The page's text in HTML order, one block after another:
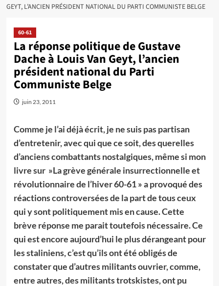
GEYT, L’ANCIEN PRÉSIDENT NATIONAL DU PARTI COMMUNISTE BELGE
60-61
La réponse politique de Gustave
Dache à Louis Van Geyt, l’ancien
président national du Parti
Communiste Belge
juin 23, 2011
Comme je l’ai déjà écrit, je ne suis pas partisan
d’entretenir, avec qui que ce soit, des querelles
d’anciens combattants nostalgiques, même si mon
livre sur »La grève générale insurrectionnelle et
révolutionnaire de l’hiver 60-61 » a provoqué des
réactions controversées de la part de tous ceux
qui y sont politiquement mis en cause. Cette
brève réponse me parait toutefois nécessaire. Ce
qui est encore aujourd’hui le plus dérangeant pour
les staliniens, c’est qu’ils ont été obligés de
constater que d’autres militants ouvrier, comme,
entre autres, des militants trotskistes, ont pu